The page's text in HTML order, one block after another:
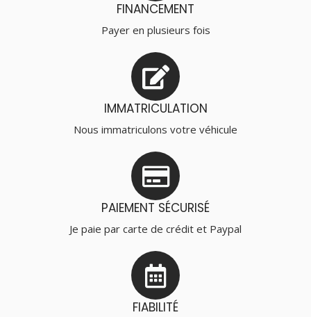
FINANCEMENT
Payer en plusieurs fois
IMMATRICULATION
Nous immatriculons votre véhicule
PAIEMENT SÉCURISÉ
Je paie par carte de crédit et Paypal
FIABILITÉ